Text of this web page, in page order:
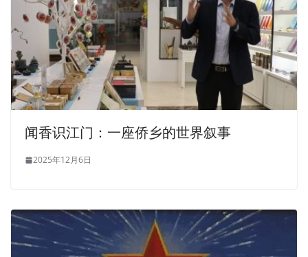
闻香识江门：一座侨乡的世界叙事
2025年12月6日